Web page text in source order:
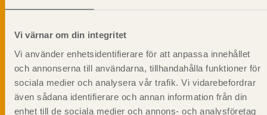
Vi värnar om din integritet
Vi använder enhetsidentifierare för att anpassa innehållet
och annonserna till användarna, tillhandahålla funktioner för
sociala medier och analysera vår trafik. Vi vidarebefordrar
även sådana identifierare och annan information från din
enhet till de sociala medier och annons- och analysföretag